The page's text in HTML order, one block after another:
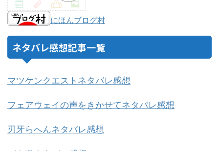
にほんブログ村
ネタバレ感想記事一覧
マツケンクエストネタバレ感想
フェアウェイの声をきかせてネタバレ感想
刃牙らへんネタバレ感想